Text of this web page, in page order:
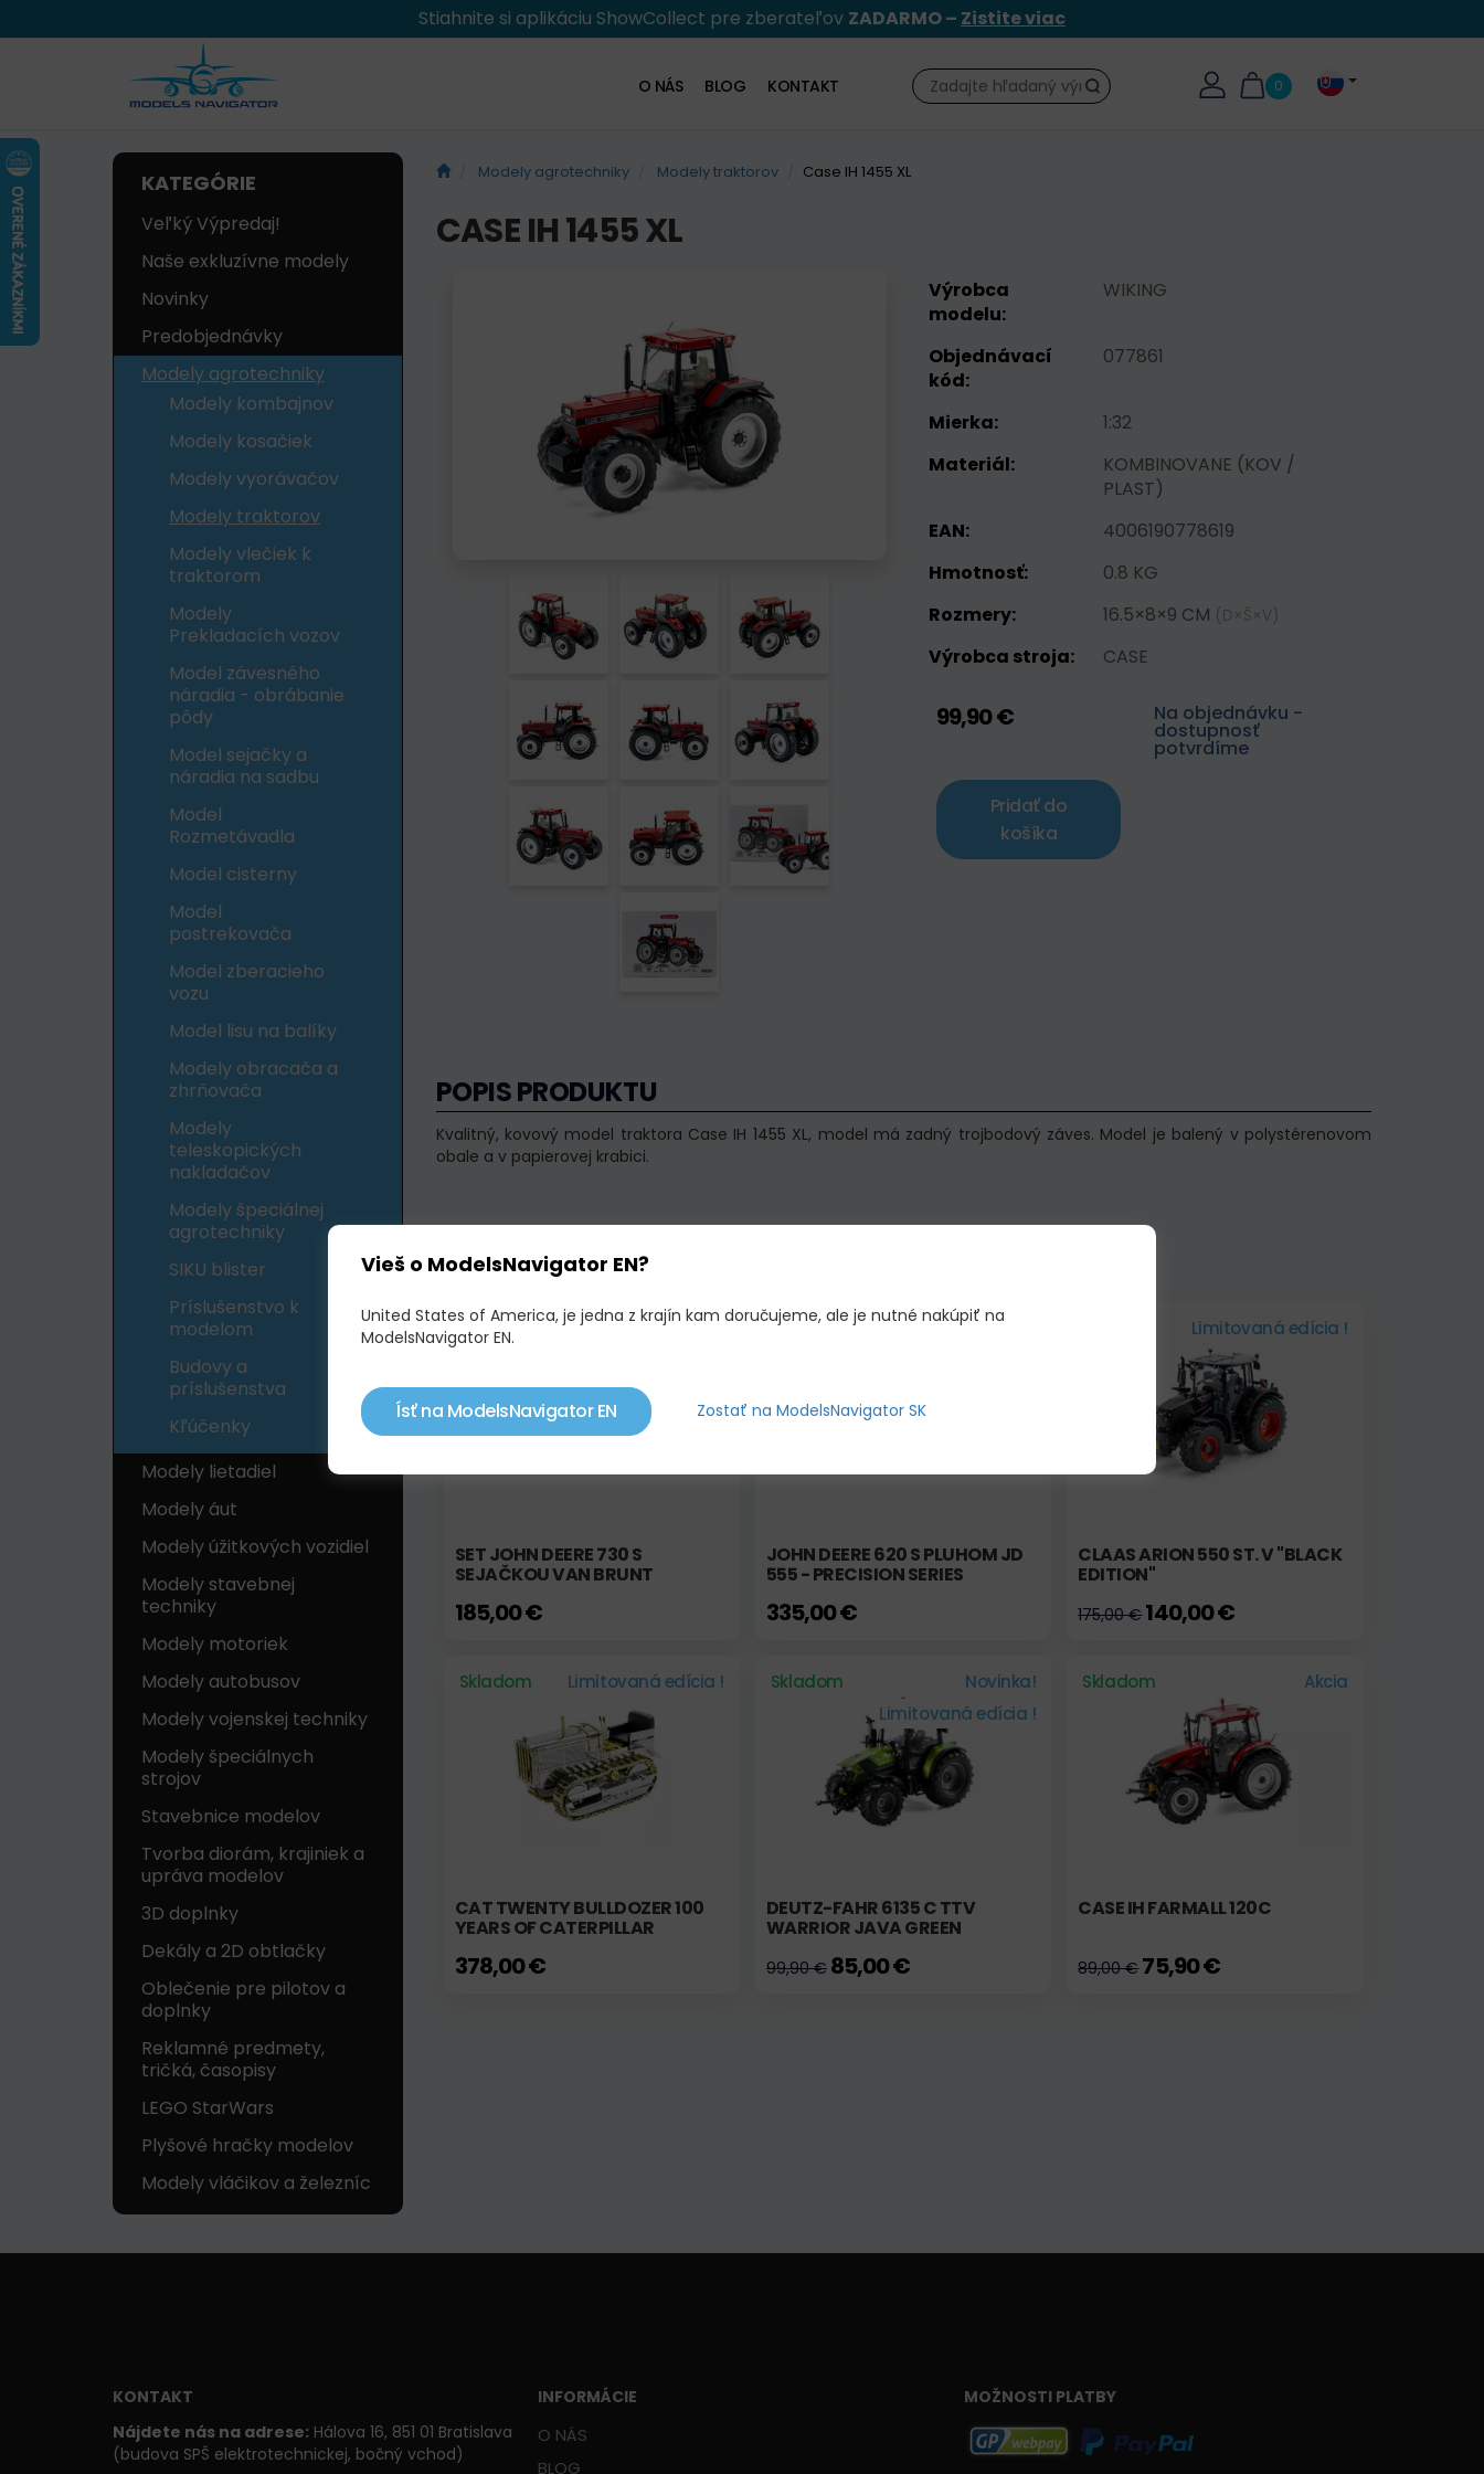
Stiahnite si aplikáciu ShowCollect pre zberateľov ZADARMO – Zistite viac
0
Hľadať
O NÁS BLOG KONTAKT
KATEGÓRIE
Veľký Výpredaj!
Naše exkluzívne modely
Novinky
Predobjednávky
Modely agrotechniky
Modely kombajnov
Modely kosačiek
Modely vyorávačov
Modely traktorov
Modely vlečiek k
traktorom
Modely
Prekladacích vozov
Model závesného
náradia - obrábanie
pôdy
Model sejačky a
náradia na sadbu
Model
Rozmetávadla
Model cisterny
Model
postrekovača
Model zberacieho
vozu
Model lisu na balíky
Modely obracača a
zhrňovača
Modely
teleskopických
nakladačov
Modely špeciálnej
agrotechniky
SIKU blister
Príslušenstvo k
modelom
Budovy a
príslušenstva
Kľúčenky
Modely lietadiel
Modely áut
Modely úžitkových vozidiel
Modely stavebnej
techniky
Modely motoriek
Modely autobusov
Modely vojenskej techniky
Modely špeciálnych
strojov
Stavebnice modelov
Tvorba diorám, krajiniek a
upráva modelov
3D doplnky
Dekály a 2D obtlačky
Oblečenie pre pilotov a
doplnky
Reklamné predmety,
tričká, časopisy
LEGO StarWars
Plyšové hračky modelov
Modely vláčikov a železníc
Modely agrotechniky Modely traktorov Case IH 1455 XL
CASE IH 1455 XL
Výrobca
modelu:
WIKING
Objednávací
kód:
077861
Mierka:
1:32
Materiál:
KOMBINOVANE (KOV /
PLAST)
EAN:
4006190778619
Hmotnosť:
0.8 KG
Rozmery:
16.5×8×9 CM (D×Š×V)
Výrobca stroja: CASE
99,90 € Na objednávku -
dostupnosť
potvrdíme
Pridať do
košíka
POPIS PRODUKTU
Kvalitný, kovový model traktora Case IH 1455 XL, model má zadný trojbodový záves. Model je balený v polystérenovom
obale a v papierovej krabici.
PODOBNÉ PRODUKTY
Skladom Limitovaná edícia !
SET JOHN DEERE 730 S
SEJAČKOU VAN BRUNT
185,00 €
Skladom Limitovaná edícia !
JOHN DEERE 620 S PLUHOM JD
555 - PRECISION SERIES
335,00 €
Limitovaná edícia !
CLAAS ARION 550 ST. V "BLACK
EDITION"
175,00 €140,00 €
Skladom Limitovaná edícia !
CAT TWENTY BULLDOZER 100
YEARS OF CATERPILLAR
378,00 €
Skladom
Novinka!
Limitovaná edícia !
DEUTZ-FAHR 6135 C TTV
WARRIOR JAVA GREEN
99,90 €85,00 €
Skladom Akcia
CASE IH FARMALL 120C
89,00 €75,90 €
KONTAKT
Nájdete nás na adrese: Hálova 16, 851 01 Bratislava
(budova SPŠ elektrotechnickej, bočný vchod)
INFORMÁCIE
O NÁS
BLOG
MOŽNOSTI PLATBY
Vieš o ModelsNavigator EN?
United States of America, je jedna z krajín kam doručujeme, ale je nutné nakúpiť na
ModelsNavigator EN.
Ísť na ModelsNavigator EN Zostať na ModelsNavigator SK